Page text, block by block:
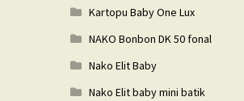
Kartopu Baby One Lux
NAKO Bonbon DK 50 fonal
Nako Elit Baby
Nako Elit baby mini batik